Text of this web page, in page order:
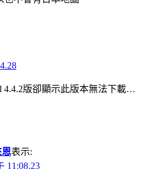
4.4.2版卻顯示此版本無法下載…
恩表示:
11:08.23